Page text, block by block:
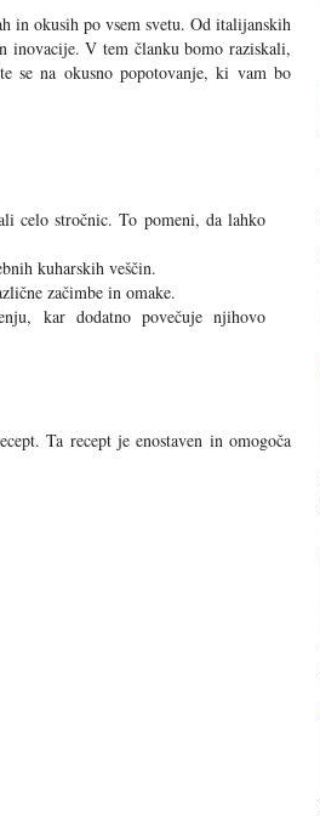
in okusih po vsem svetu. Od italijanskih
inovacije. V tem članku bomo raziskali,
se na okusno popotovanje, ki vam bo
celo stročnic. To pomeni, da lahko
kuharskih veščin.
začimbe in omake.
kar dodatno povečuje njihovo
Ta recept je enostaven in omogoča